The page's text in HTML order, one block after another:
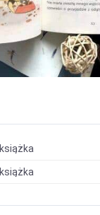
książka
książka